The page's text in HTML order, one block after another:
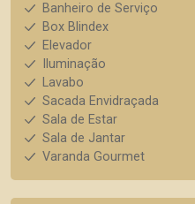
Banheiro de Serviço
Box Blindex
Elevador
Iluminação
Lavabo
Sacada Envidraçada
Sala de Estar
Sala de Jantar
Varanda Gourmet